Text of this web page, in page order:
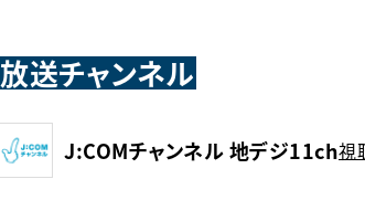
放送チャンネル
J:COMチャンネル 地デジ11ch視